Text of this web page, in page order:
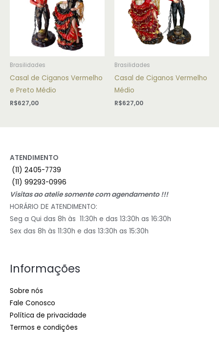
Brasilidades
Casal de Ciganos Vermelho
e Preto Médio
R$627,00
Brasilidades
Casal de Ciganos Vermelho
Médio
R$627,00
ATENDIMENTO
(11) 2405-7739
(11) 99293-0996
Visitas ao atelie somente com agendamento !!!
HORÁRIO DE ATENDIMENTO:
Seg a Qui das 8h às 11:30h e das 13:30h as 16:30h
Sex das 8h às 11:30h e das 13:30h as 15:30h
Informações
Sobre nós
Fale Conosco
Política de privacidade
Termos e condições